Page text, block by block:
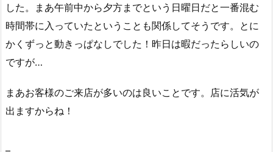
した。まあ午前中から夕方までという日曜日だと一番混む
時間帯に入っていたということも関係してそうです。とに
かくずっと動きっぱなしでした！昨日は暇だったらしいの
ですが…
まあお客様のご来店が多いのは良いことです。店に活気が
出ますからね！